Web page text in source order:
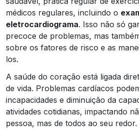
médicos regulares, incluindo o
eletrocardiograma. Isso não só
precoce de problemas, mas
sobre os fatores de risco e as
los.
A saúde do coração está ligada
de vida. Problemas cardíacos
incapacidades e diminuição da
atividades cotidianas, impactando
pessoa, mas de todos ao seu